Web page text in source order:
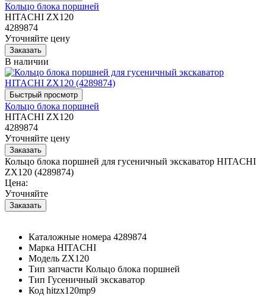
Кольцо блока поршней
HITACHI ZX120
4289874
Уточняйте цену
В наличии
Кольцо блока поршней
HITACHI ZX120
4289874
Уточняйте цену
Кольцо блока поршней для гусеничный экскаватор HITACHI
ZX120 (4289874)
Цена:
Уточняйте
Каталожные номера 4289874
Марка HITACHI
Модель ZX120
Тип запчасти Кольцо блока поршней
Тип Гусеничный экскаватор
Код hitzx120mp9